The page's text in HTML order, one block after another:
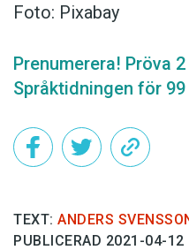
Foto: Pixabay
Prenumerera! Pröva
Språktidningen för
TEXT: ANDERS
PUBLICERAD 2021-04-12